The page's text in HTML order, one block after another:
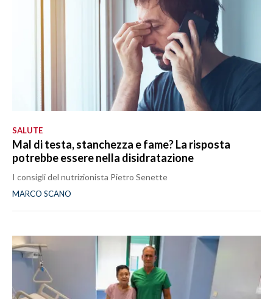
SALUTE
Mal di testa, stanchezza e fame? La risposta
potrebbe essere nella disidratazione
I consigli del nutrizionista Pietro Senette
MARCO SCANO